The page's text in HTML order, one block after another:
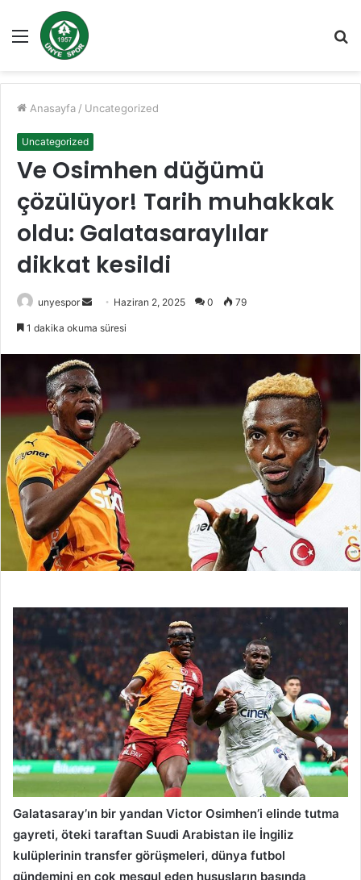
Menü
...
Anasayfa / Uncategorized
Uncategorized
Ve Osimhen düğümü
çözülüyor! Tarih muhakkak
oldu: Galatasaraylılar
dikkat kesildi
unyespor
Bir
Haziran 2, 2025 0 79
1 dakika okuma süresi
Galatasaray’ın bir yandan Victor Osimhen’i elinde tutma
gayreti, öteki taraftan Suudi Arabistan ile İngiliz
kulüplerinin transfer görüşmeleri, dünya futbol
gündemini en çok meşgul eden hususların başında